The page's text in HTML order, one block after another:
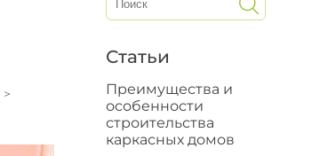
>
Статьи
Преимущества и
особенности
строительства
каркасных домов